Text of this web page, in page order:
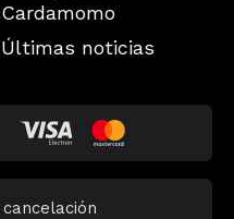
Cardamomo
Últimas noticias
cancelación